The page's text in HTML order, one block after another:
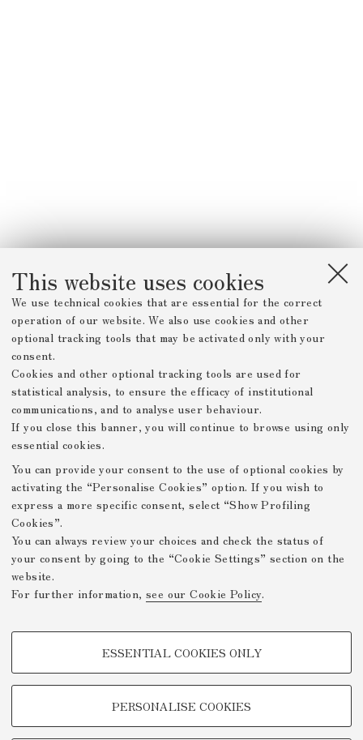
This website uses cookies
We use technical cookies that are essential for the correct
operation of our website. We also use cookies and other
optional tracking tools that may be activated only with your
consent.
Cookies and other optional tracking tools are used for
statistical analysis, to ensure the efficacy of institutional
communications, and to analyse user behaviour.
If you close this banner, you will continue to browse using only
essential cookies.
You can provide your consent to the use of optional cookies by
activating the “Personalise Cookies” option. If you wish to
express a more specific consent, select “Show Profiling
Cookies”.
You can always review your choices and check the status of
your consent by going to the “Cookie Settings” section on the
website.
For further information, see our Cookie Policy.
PROFILING COOKIES - OPTIONAL
Show profiling cookies
ESSENTIAL COOKIES ONLY
PERSONALISE COOKIES